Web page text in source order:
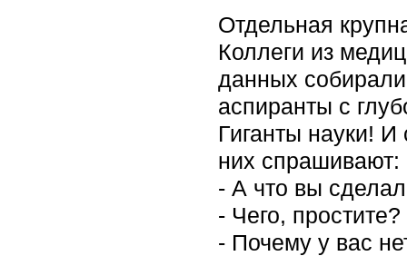
Отдельная
Коллеги из
данных
аспиранты с
Гиганты науки!
них спрашивают:
- А что вы
- Чего, простите?
- Почему у вас